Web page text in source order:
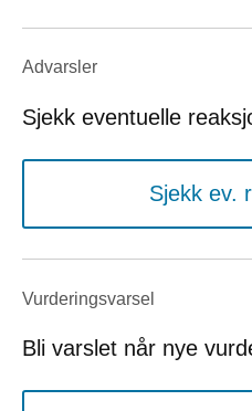
Advarsler
Sjekk eventuelle
Sjekk ev.
Vurderings­varsel
Bli varslet når nye